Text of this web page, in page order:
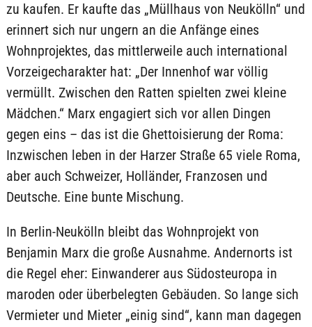
zu kaufen. Er kaufte das „Müllhaus von Neukölln“ und
erinnert sich nur ungern an die Anfänge eines
Wohnprojektes, das mittlerweile auch international
Vorzeigecharakter hat: „Der Innenhof war völlig
vermüllt. Zwischen den Ratten spielten zwei kleine
Mädchen.“ Marx engagiert sich vor allen Dingen
gegen eins – das ist die Ghettoisierung der Roma:
Inzwischen leben in der Harzer Straße 65 viele Roma,
aber auch Schweizer, Holländer, Franzosen und
Deutsche. Eine bunte Mischung.
In Berlin-Neukölln bleibt das Wohnprojekt von
Benjamin Marx die große Ausnahme. Andernorts ist
die Regel eher: Einwanderer aus Südosteuropa in
maroden oder überbelegten Gebäuden. So lange sich
Vermieter und Mieter „einig sind“, kann man dagegen